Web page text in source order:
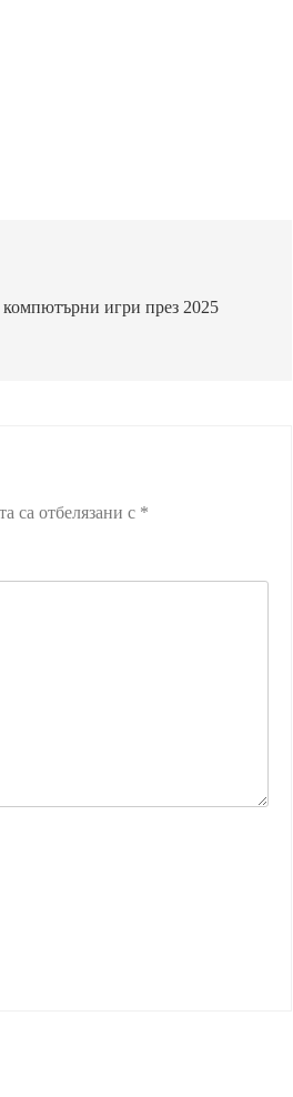
игри през 2025
са отбелязани с *